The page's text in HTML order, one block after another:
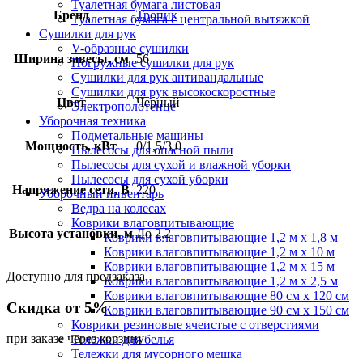
Туалетная бумага листовая
Туалетная бумага с центральной вытяжкой
Сушилки для рук
V-образные сушилки
Погружные сушилки для рук
Сушилки для рук антивандальные
Сушилки для рук высокоскоростные
Электрополотенце
Уборочная техника
Подметальные машины
Пылесосы для опасной пыли
Пылесосы для сухой и влажной уборки
Пылесосы для сухой уборки
Уборочный инвентарь
Ведра на колесах
Коврики влаговпитывающие
Коврики влаговпитывающие 1,2 м х 1,8 м
Коврики влаговпитывающие 1,2 м х 10 м
Коврики влаговпитывающие 1,2 м х 15 м
Коврики влаговпитывающие 1,2 м х 2,5 м
Коврики влаговпитывающие 80 см х 120 см
Коврики влаговпитывающие 90 см х 150 см
Коврики резиновые ячеистые с отверстиями
Тележки для белья
Тележки для мусорного мешка
Бренд Тропик
Ширина завесы, см 56
Цвет Черный
Мощность, кВт 0/1,5/3,0
Напряжение сети, В 220
Высота установки, м До 2,2
Доступно для предзаказа
Скидка от 5%
при заказе через корзину